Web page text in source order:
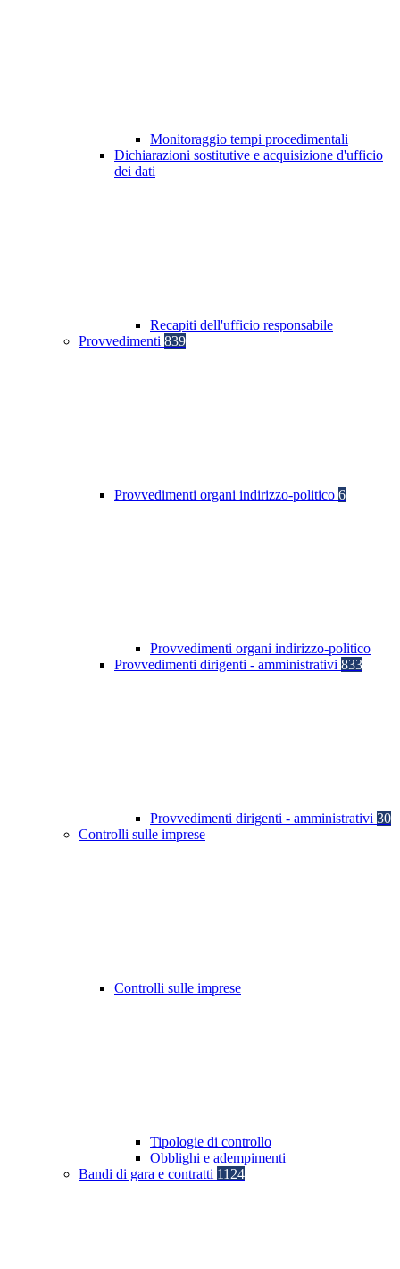
Monitoraggio tempi procedimentali
Dichiarazioni sostitutive e acquisizione d'ufficio
dei dati
Recapiti dell'ufficio responsabile
Provvedimenti 839
Provvedimenti organi indirizzo-politico 6
Provvedimenti organi indirizzo-politico
Provvedimenti dirigenti - amministrativi 833
Provvedimenti dirigenti - amministrativi 30
Controlli sulle imprese
Controlli sulle imprese
Tipologie di controllo
Obblighi e adempimenti
Bandi di gara e contratti 1124